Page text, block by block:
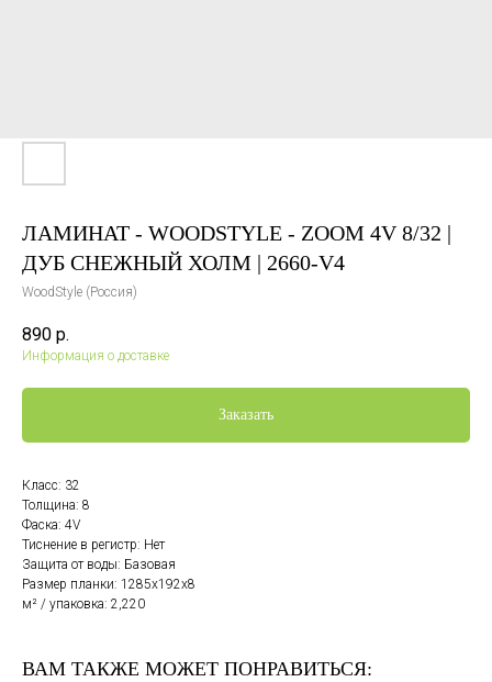
ЛАМИНАТ - WOODSTYLE - ZOOM 4V 8/32 |
ДУБ СНЕЖНЫЙ ХОЛМ | 2660-V4
WoodStyle (Россия)
890 р.
Информация о доставке
Заказать
Класс: 32
Толщина: 8
Фаска: 4V
Тиснение в регистр: Нет
Защита от воды: Базовая
Размер планки: 1285x192x8
м² / упаковка: 2,220
ВАМ ТАКЖЕ МОЖЕТ ПОНРАВИТЬСЯ: